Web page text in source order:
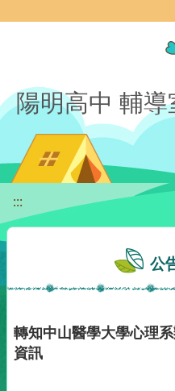
陽明高中 輔導
:::
公
轉知中山醫學大學心理
資訊